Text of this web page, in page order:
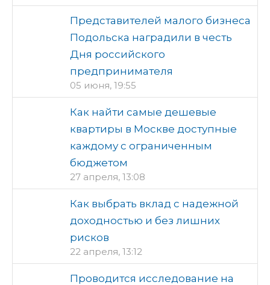
Представителей малого бизнеса
Подольска наградили в честь
Дня российского
предпринимателя
05 июня, 19:55
Как найти самые дешевые
квартиры в Москве доступные
каждому с ограниченным
бюджетом
27 апреля, 13:08
Как выбрать вклад с надежной
доходностью и без лишних
рисков
22 апреля, 13:12
Проводится исследование на